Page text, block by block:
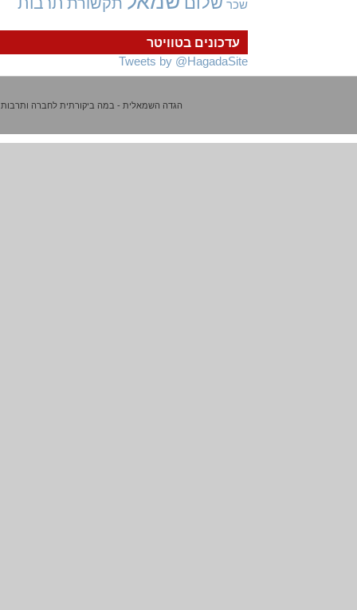
עדכונים בטוויטר
Tweets by @HagadaSite
שכר
הגדה השמאלית - במה ביקורתית לחברה ותרבות